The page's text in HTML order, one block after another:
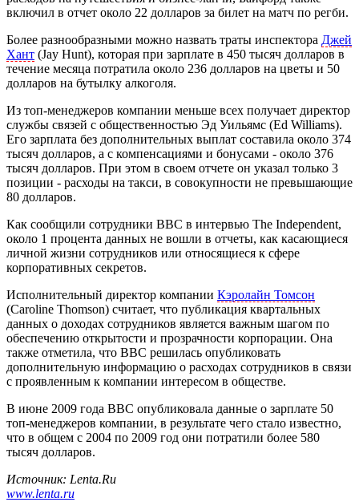
включил в отчет около 22 долларов за билет на матч по регби.
Более разнообразными можно назвать траты инспектора Джей
Хант (Jay Hunt), которая при зарплате в 450 тысяч долларов в
течение месяца потратила около 236 долларов на цветы и 50
долларов на бутылку алкоголя.
Из топ-менеджеров компании меньше всех получает директор
службы связей с общественностью Эд Уильямс (Ed Williams).
Его зарплата без дополнительных выплат составила около 374
тысяч долларов, а с компенсациями и бонусами - около 376
тысяч долларов. При этом в своем отчете он указал только 3
позиции - расходы на такси, в совокупности не превышающие
80 долларов.
Как сообщили сотрудники BBC в интервью The Independent,
около 1 процента данных не вошли в отчеты, как касающиеся
личной жизни сотрудников или относящиеся к сфере
корпоративных секретов.
Исполнительный директор компании Кэролайн Томсон
(Caroline Thomson) считает, что публикация квартальных
данных о доходах сотрудников является важным шагом по
обеспечению открытости и прозрачности корпорации. Она
также отметила, что BBC решилась опубликовать
дополнительную информацию о расходах сотрудников в связи
с проявленным к компании интересом в обществе.
В июне 2009 года BBC опубликовала данные о зарплате 50
топ-менеджеров компании, в результате чего стало известно,
что в общем с 2004 по 2009 год они потратили более 580
тысяч долларов.
Источник: Lenta.Ru
www.lenta.ru